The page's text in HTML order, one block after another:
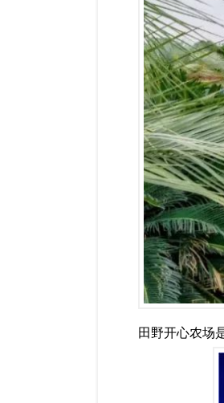
田野开心农场